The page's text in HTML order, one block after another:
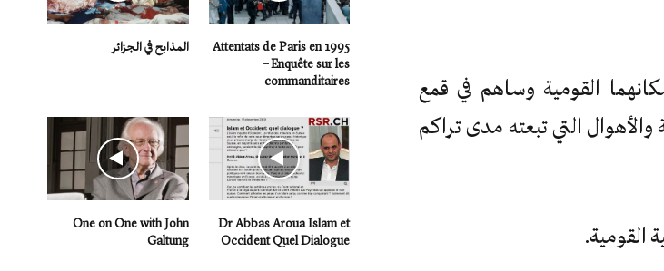
القومية وساهم في قمع
التي تبعته مدى تراكم
القومية.
Attentats de Paris en 1995
– Enquête sur les
commanditaires
المذابح في الجزائر
Dr Abbas Aroua Islam et
Occident Quel Dialogue
One on One with John
Galtung